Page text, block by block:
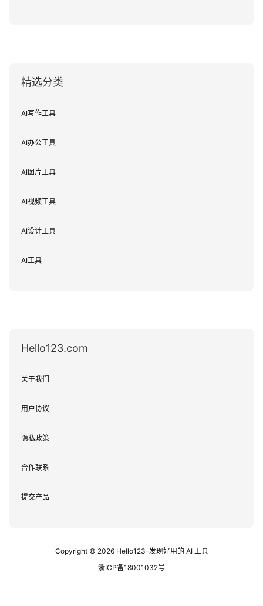
精选分类
AI写作工具
AI办公工具
AI图片工具
AI视频工具
AI设计工具
AI工具
Hello123.com
关于我们
用户协议
隐私政策
合作联系
提交产品
Copyright © 2026Hello123-发现好用的 AI 工具
浙ICP备18001032号